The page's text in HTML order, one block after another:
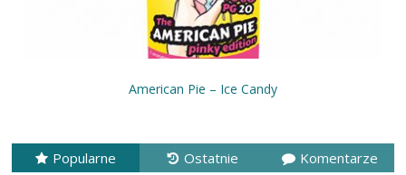
American Pie – Ice Candy
Popularne Ostatnie Komentarze